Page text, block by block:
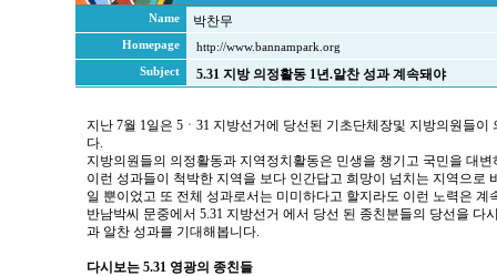
Name 박찬무
Homepage
http://www.bannampark.org
Subject
5.31 지방 의정활동 1년.알찬 성과 계속돼야
지난 7월 1일은 5ㆍ31 지방선거에 당선된 기초단체장및 지방의원들
다.
지방의원들의 의정활동과 지역정치활동은 민생을 챙기고 국민을 대
이런 성과들이 척박한 지역을 보다 인간답고 희망이 넘치는 지역으로
일 뿐이었고 또 전체 성과로서는 미미하다고 할지라도 이런 노력은 계
반남박씨 문중에서 5.31 지방선거 에서 당선 된 종친분들의 당선을 다
과 알찬 성과를 기대해봅니다.
다시보는 5.31 영광의 종친들